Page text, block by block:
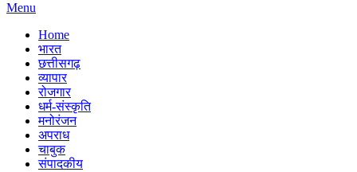
Menu
Home
भारत
छत्तीसगढ़
व्यापार
रोजगार
धर्म-संस्कृति
मनोरंजन
अपराध
चाबुक
संपादकीय